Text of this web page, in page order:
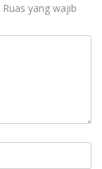
Ruas yang wajib